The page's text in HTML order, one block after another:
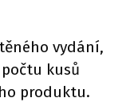
vydání,
kusů
produktu.